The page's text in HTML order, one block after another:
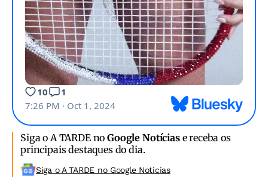
Siga o A TARDE noGoogle Notíciase receba os
principais destaques do dia.
Siga o A TARDE no Google Noticias